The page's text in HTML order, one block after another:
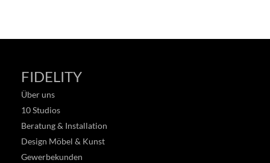
FIDELITY
Über uns
10 Studios
Beratung & Installation
Design Möbel & Kunst
Gewerbekunden